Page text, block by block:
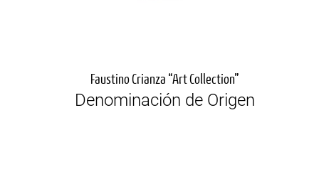
Faustino Crianza “Art Collection”
Denominación de Origen